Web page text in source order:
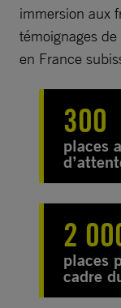
immersion aux
témoignages
en France
300
places
2
places
cadre